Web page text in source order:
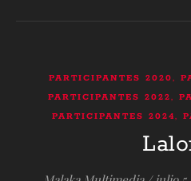
PARTICIPANTES 2020,
PARTICIPANTES 2022,
PARTICIPANTES 2024,